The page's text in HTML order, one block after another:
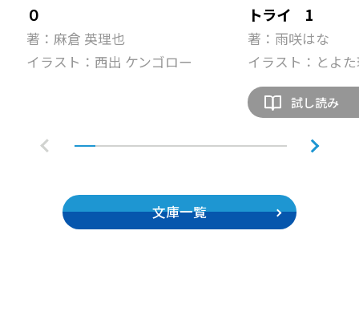
０
著：麻倉 英理也
イラスト：西出 ケンゴロー
トライ 1
著：雨咲はな
イラスト：とよ
試し読み
文庫一覧